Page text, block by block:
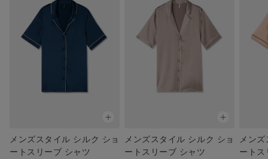
メンズスタイル シルク ショ
ートスリーブ シャツ
メンズスタイル シルク ショ
ートスリーブ シャツ
メン
ート